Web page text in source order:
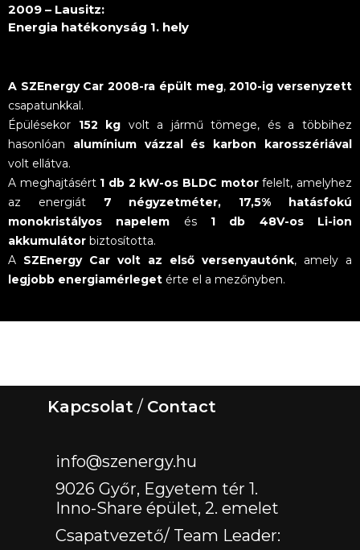
2009 – Lausitz:
Energia hatékonyság 1. hely
A SZEnergy Car 2008-ra épült meg,2010-ig versenyzett
csapatunkkal.
Épülésekor 152 kg volt a jármű tömege, és a többihez
hasonlóan alumínium vázzal és karbon karosszériával
volt ellátva.
A meghajtásért 1 db 2 kW-os BLDC motorfelelt, amelyhez
az energiát 7 négyzetméter, 17,5% hatásfokú
monokristályos napelem és 1 db 48V-os Li-ion
akkumulátor biztosította.
A SZEnergy Car volt az első versenyautónk, amely a
legjobb energiamérleget érte el a mezőnyben.
Kapcsolat / Contact
info@szenergy.hu
9026 Győr, Egyetem tér 1.
Inno-Share épület, 2. emelet
Csapatvezető/ Team Leader: